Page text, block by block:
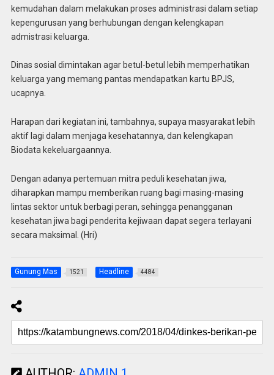
kemudahan dalam melakukan proses administrasi dalam setiap
kepengurusan yang berhubungan dengan kelengkapan
admistrasi keluarga.
Dinas sosial dimintakan agar betul-betul lebih memperhatikan
keluarga yang memang pantas mendapatkan kartu BPJS,
ucapnya.
Harapan dari kegiatan ini, tambahnya, supaya masyarakat lebih
aktif lagi dalam menjaga kesehatannya, dan kelengkapan
Biodata kekeluargaannya.
Dengan adanya pertemuan mitra peduli kesehatan jiwa,
diharapkan mampu memberikan ruang bagi masing-masing
lintas sektor untuk berbagi peran, sehingga penangganan
kesehatan jiwa bagi penderita kejiwaan dapat segera terlayani
secara maksimal. (Hri)
Gunung Mas 1521 Headline 4484